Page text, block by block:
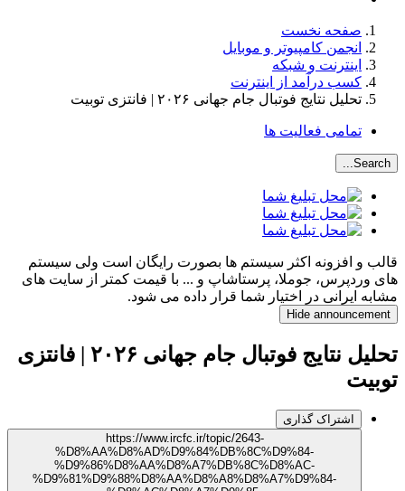
صفحه نخست
انجمن کامپیوتر و موبایل
اینترنت و شبکه
کسب درآمد از اینترنت
تحلیل نتایج فوتبال جام جهانی ۲۰۲۶ | فانتزی توبیت
تمامی فعالیت ها
Search...
قالب و افزونه اکثر سیستم ها بصورت رایگان است ولی سیستم
های وردپرس، جوملا، پرستاشاپ و ... با قیمت کمتر از سایت های
مشابه ایرانی در اختیار شما قرار داده می شود.
Hide announcement
تحلیل نتایج فوتبال جام جهانی ۲۰۲۶ | فانتزی
توبیت
اشتراک گذاری
https://www.ircfc.ir/topic/2643-
%D8%AA%D8%AD%D9%84%DB%8C%D9%84-
%D9%86%D8%AA%D8%A7%DB%8C%D8%AC-
%D9%81%D9%88%D8%AA%D8%A8%D8%A7%D9%84-